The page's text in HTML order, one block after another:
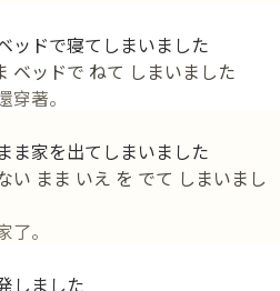
ッドで寝てしまいました
ベッドで ねて しまいました
著。
ま家を出てしまいました
い まま いえ を でて しまいまし
。
しました